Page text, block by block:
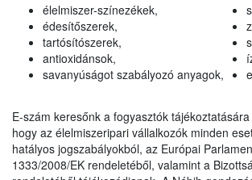
élelmiszer-színezékek,
édesítőszerek,
tartósítószerek,
antioxidánsok,
savanyúságot szabályozó anyagok,
E-szám keresőnk a fogyasztók
hogy az élelmiszeripari vállalkozók minden
hatályos jogszabályokból, az Európai
1333/2008/EK rendeletéből, valamint a